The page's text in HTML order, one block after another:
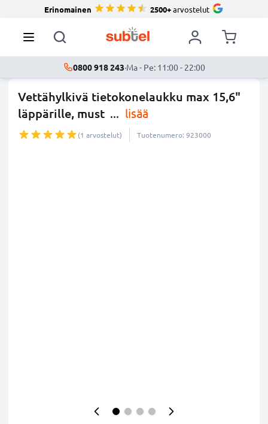
Erinomainen 2500+arvostelut
0800 918 243·Ma - Pe: 11:00 - 22:00
Vettähylkivä tietokonelaukku max 15,6"
läppärille, must ... lisää
(1 arvostelut) Tuotenumero: 923000